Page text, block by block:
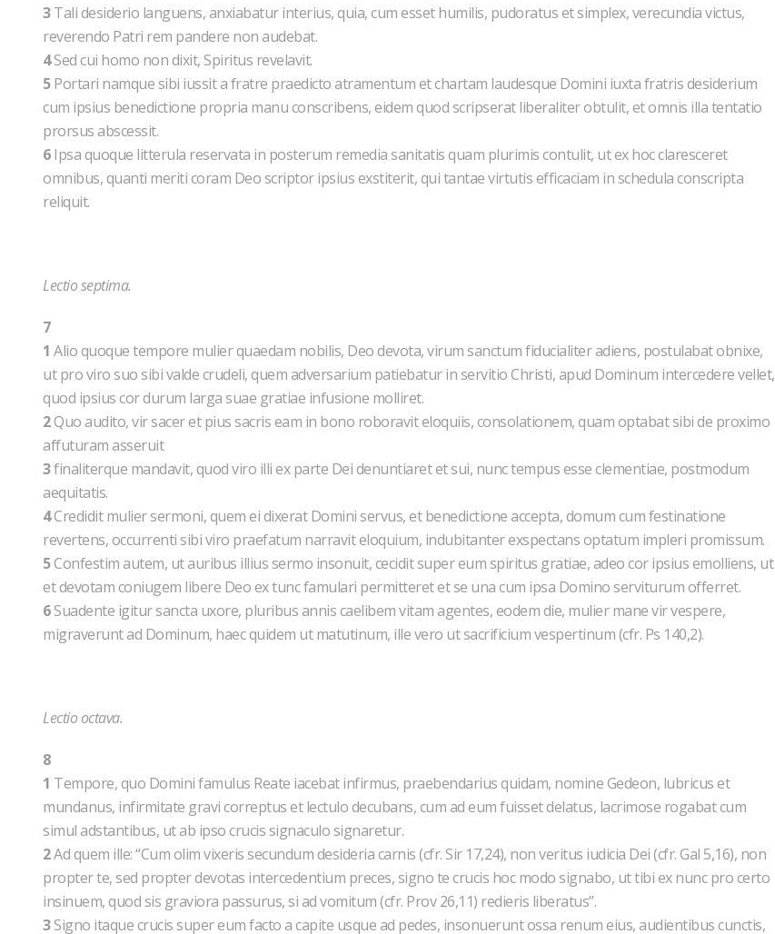
3Tali desiderio languens, anxiabatur interius, quia, cum esset humilis, pudoratus et simplex, verecundia victus,
reverendo Patri rem pandere non audebat.
4Sed cui homo non dixit, Spiritus revelavit.
5Portari namque sibi iussit a fratre praedicto atramentum et chartam laudesque Domini iuxta fratris desiderium
cum ipsius benedictione propria manu conscribens, eidem quod scripserat liberaliter obtulit, et omnis illa tentatio
prorsus abscessit.
6Ipsa quoque litterula reservata in posterum remedia sanitatis quam plurimis contulit, ut ex hoc claresceret
omnibus, quanti meriti coram Deo scriptor ipsius exstiterit, qui tantae virtutis efficaciam in schedula conscripta
reliquit.
Lectio septima.
7
1 Alio quoque tempore mulier quaedam nobilis, Deo devota, virum sanctum fiducialiter adiens, postulabat obnixe,
ut pro viro suo sibi valde crudeli, quem adversarium patiebatur in servitio Christi, apud Dominum intercedere vellet,
quod ipsius cor durum larga suae gratiae infusione molliret.
2Quo audito, vir sacer et pius sacris eam in bono roboravit eloquiis, consolationem, quam optabat sibi de proximo
affuturam asseruit
3finaliterque mandavit, quod viro illi ex parte Dei denuntiaret et sui, nunc tempus esse clementiae, postmodum
aequitatis.
4Credidit mulier sermoni, quem ei dixerat Domini servus, et benedictione accepta, domum cum festinatione
revertens, occurrenti sibi viro praefatum narravit eloquium, indubitanter exspectans optatum impleri promissum.
5Confestim autem, ut auribus illius sermo insonuit, cecidit super eum spiritus gratiae, adeo cor ipsius emolliens, ut
et devotam coniugem libere Deo ex tunc famulari permitteret et se una cum ipsa Domino serviturum offerret.
6Suadente igitur sancta uxore, pluribus annis caelibem vitam agentes, eodem die, mulier mane vir vespere,
migraverunt ad Dominum, haec quidem ut matutinum, ille vero ut sacrificium vespertinum (cfr. Ps 140,2).
Lectio octava.
8
1 Tempore, quo Domini famulus Reate iacebat infirmus, praebendarius quidam, nomine Gedeon, lubricus et
mundanus, infirmitate gravi correptus et lectulo decubans, cum ad eum fuisset delatus, lacrimose rogabat cum
simul adstantibus, ut ab ipso crucis signaculo signaretur.
2Ad quem ille: “Cum olim vixeris secundum desideria carnis (cfr. Sir 17,24), non veritus iudicia Dei (cfr. Gal 5,16), non
propter te, sed propter devotas intercedentium preces, signo te crucis hoc modo signabo, ut tibi ex nunc pro certo
insinuem, quod sis graviora passurus, si ad vomitum (cfr. Prov 26,11) redieris liberatus”.
3Signo itaque crucis super eum facto a capite usque ad pedes, insonuerunt ossa renum eius, audientibus cunctis,